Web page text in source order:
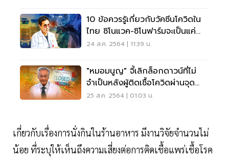
10 ข้อควรรู้เกี่ยวกับวัคซีนโควิดใน
ไทย ซิโนแวค-ซิโนฟาร์มจะเป็นแค่
ทางผ่าน
24 ส.ค. 2564 | 11:39 น.
"หมอมนูญ" จี้เลิกล็อกดาวน์ที่ไม่
จำเป็นหลังผู้ติดเชื้อโควิดผ่านจุด
สูงสุด
25 ส.ค. 2564 | 01:03 น.
เกี่ยวกับเรื่องการนั่งกินในร้านอาหาร มีงานวิจัยจำนวนไม่
น้อย ที่ระบุให้เห็นถึงความเสี่ยงต่อการติดเชื้อแพร่เชื้อโรค